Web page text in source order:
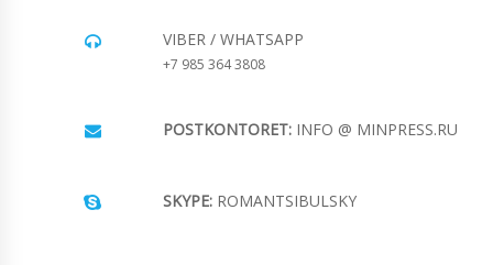
VIBER / WHATSAPP
+7 985 364 3808
POSTKONTORET: INFO @ MINPRESS.RU
SKYPE: ROMANTSIBULSKY